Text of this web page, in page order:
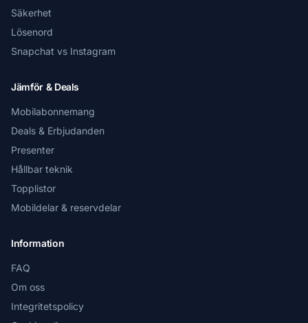
Säkerhet
Lösenord
Snapchat vs Instagram
Jämför & Deals
Mobilabonnemang
Deals & Erbjudanden
Presenter
Hållbar teknik
Topplistor
Mobildelar & reservdelar
Information
FAQ
Om oss
Integritetspolicy